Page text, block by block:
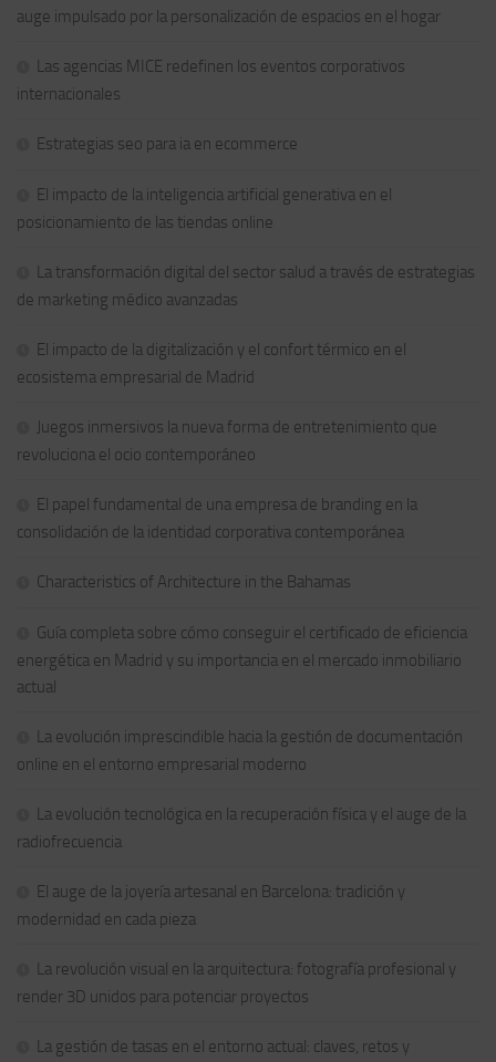
auge impulsado por la personalización de espacios en el hogar
Las agencias MICE redefinen los eventos corporativos
internacionales
Estrategias seo para ia en ecommerce
El impacto de la inteligencia artificial generativa en el
posicionamiento de las tiendas online
La transformación digital del sector salud a través de estrategias
de marketing médico avanzadas
El impacto de la digitalización y el confort térmico en el
ecosistema empresarial de Madrid
Juegos inmersivos la nueva forma de entretenimiento que
revoluciona el ocio contemporáneo
El papel fundamental de una empresa de branding en la
consolidación de la identidad corporativa contemporánea
Characteristics of Architecture in the Bahamas
Guía completa sobre cómo conseguir el certificado de eficiencia
energética en Madrid y su importancia en el mercado inmobiliario
actual
La evolución imprescindible hacia la gestión de documentación
online en el entorno empresarial moderno
La evolución tecnológica en la recuperación física y el auge de la
radiofrecuencia
El auge de la joyería artesanal en Barcelona: tradición y
modernidad en cada pieza
La revolución visual en la arquitectura: fotografía profesional y
render 3D unidos para potenciar proyectos
La gestión de tasas en el entorno actual: claves, retos y